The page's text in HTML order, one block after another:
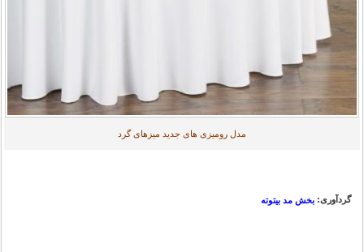
مدل رومیزی های جدید میزهای گرد
گردآوری: بخش مد بیتوته